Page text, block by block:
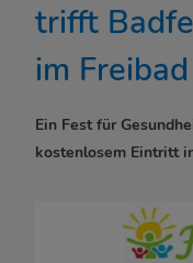
trifft
im
Ein Fest für
kostenlosem Eintritt